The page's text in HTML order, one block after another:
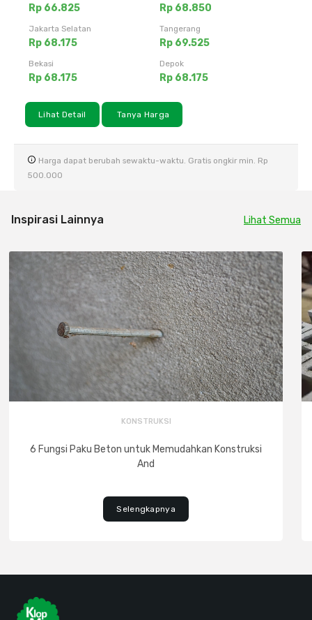
Rp 66.825 Rp 68.850
Jakarta Selatan
Rp 68.175
Tangerang
Rp 69.525
Bekasi
Rp 68.175
Depok
Rp 68.175
Lihat Detail Tanya Harga
Harga dapat berubah sewaktu-waktu. Gratis ongkir min. Rp
500.000
Inspirasi Lainnya Lihat Semua
KONSTRUKSI
6 Fungsi Paku Beton untuk Memudahkan Konstruksi
And
Selengkapnya